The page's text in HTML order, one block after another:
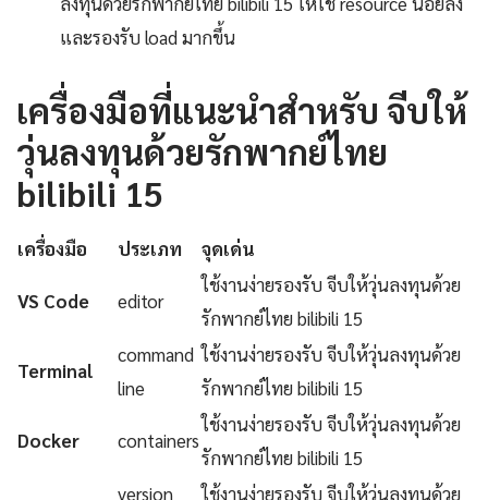
และรองรับ load มากขึ้น
เครื่องมือที่แนะนำสำหรับ จีบให้
วุ่นลงทุนด้วยรักพากย์ไทย
bilibili 15
เครื่องมือ ประเภท จุดเด่น
VS Code editor
ใช้งานง่ายรองรับ จีบให้วุ่นลงทุนด้วย
รักพากย์ไทย bilibili 15
Terminal
command
line
ใช้งานง่ายรองรับ จีบให้วุ่นลงทุนด้วย
รักพากย์ไทย bilibili 15
Docker containers
ใช้งานง่ายรองรับ จีบให้วุ่นลงทุนด้วย
รักพากย์ไทย bilibili 15
version ใช้งานง่ายรองรับ จีบให้วุ่นลงทุนด้วย